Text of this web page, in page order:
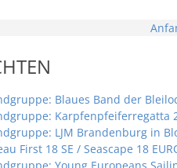
Blaues Band der
Karpfenpfeiferregatta
LJM Brandenburg in
First 18 SE / Seascape 18